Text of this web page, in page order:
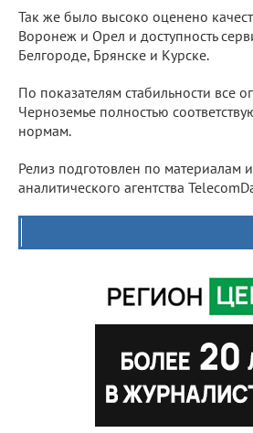
Так же было высоко оценено
Воронеж и Орел и доступность
Белгороде, Брянске и Курске.
По показателям стабильности все
Черноземье полностью
нормам.
Релиз подготовлен по
аналитического агентства